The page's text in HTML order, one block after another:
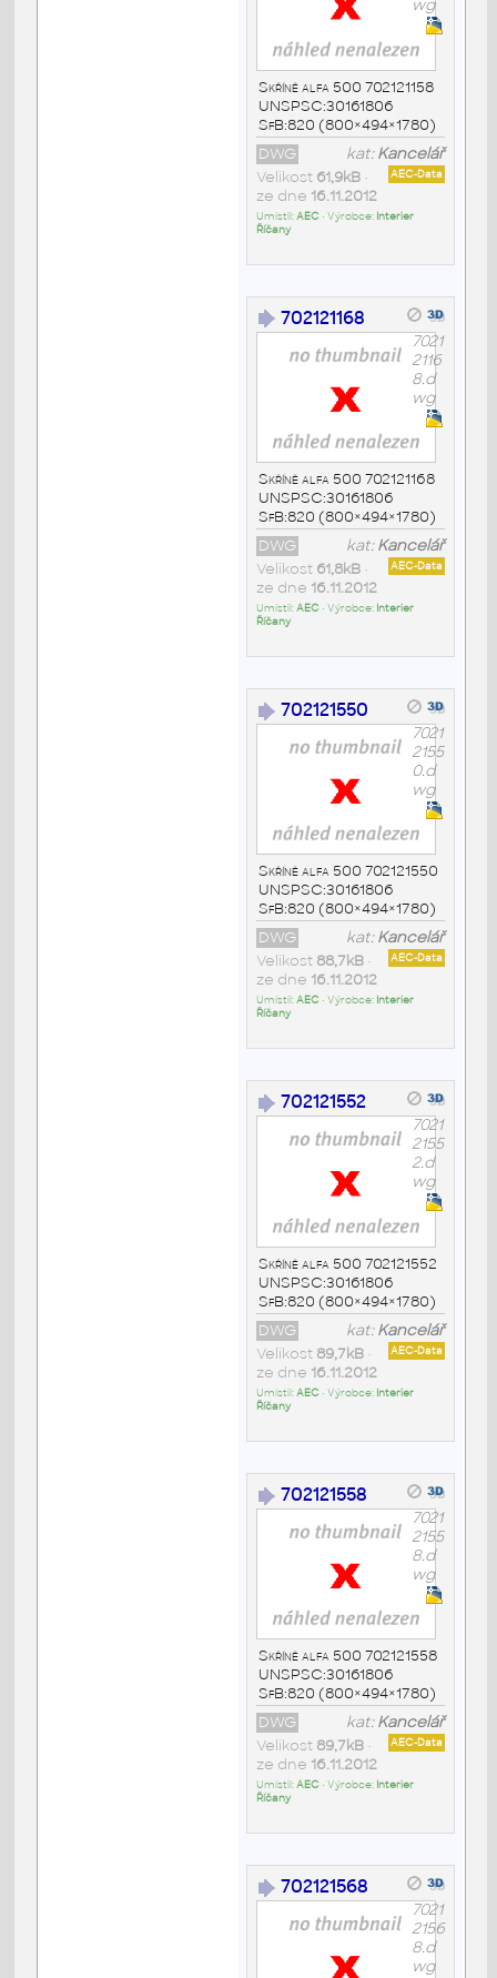
wg
Skříně alfa 500 702121158
UNSPSC:30161806
SfB:820 (800×494×1780)
kat:Kancelář
DWG
AEC-Data
Velikost 61,9kB•
ze dne 16.11.2012
Umístil:AEC• Výrobce: Interier
Říčany
702121168
7021
2116
8.d
wg
Skříně alfa 500 702121168
UNSPSC:30161806
SfB:820 (800×494×1780)
kat:Kancelář
DWG
AEC-Data
Velikost 61,8kB•
ze dne 16.11.2012
Umístil:AEC• Výrobce: Interier
Říčany
702121550
7021
2155
0.d
wg
Skříně alfa 500 702121550
UNSPSC:30161806
SfB:820 (800×494×1780)
kat:Kancelář
DWG
AEC-Data
Velikost 88,7kB•
ze dne 16.11.2012
Umístil:AEC• Výrobce: Interier
Říčany
702121552
7021
2155
2.d
wg
Skříně alfa 500 702121552
UNSPSC:30161806
SfB:820 (800×494×1780)
kat:Kancelář
DWG
AEC-Data
Velikost 89,7kB•
ze dne 16.11.2012
Umístil:AEC• Výrobce: Interier
Říčany
702121558
7021
2155
8.d
wg
Skříně alfa 500 702121558
UNSPSC:30161806
SfB:820 (800×494×1780)
kat:Kancelář
DWG
AEC-Data
Velikost 89,7kB•
ze dne 16.11.2012
Umístil:AEC• Výrobce: Interier
Říčany
702121568
7021
2156
8.d
wg